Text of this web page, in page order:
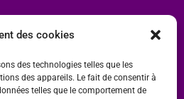
des cookies
des technologies telles que les
des appareils. Le fait de consentir à
telles que le comportement de